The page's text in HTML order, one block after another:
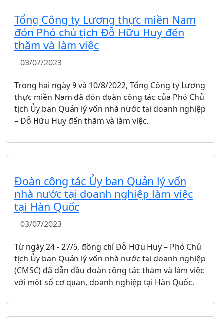
Tổng Công ty Lương thực miền Nam
đón Phó chủ tịch Đỗ Hữu Huy đến
thăm và làm việc
03/07/2023
Trong hai ngày 9 và 10/8/2022, Tổng Công ty Lương
thực miền Nam đã đón đoàn công tác của Phó Chủ
tịch Ủy ban Quản lý vốn nhà nước tại doanh nghiệp
– Đỗ Hữu Huy đến thăm và làm việc.
Đoàn công tác Ủy ban Quản lý vốn
nhà nước tại doanh nghiệp làm việc
tại Hàn Quốc
03/07/2023
Từ ngày 24 - 27/6, đồng chí Đỗ Hữu Huy – Phó Chủ
tịch Ủy ban Quản lý vốn nhà nước tại doanh nghiệp
(CMSC) đã dẫn đầu đoàn công tác thăm và làm việc
với một số cơ quan, doanh nghiệp tại Hàn Quốc.